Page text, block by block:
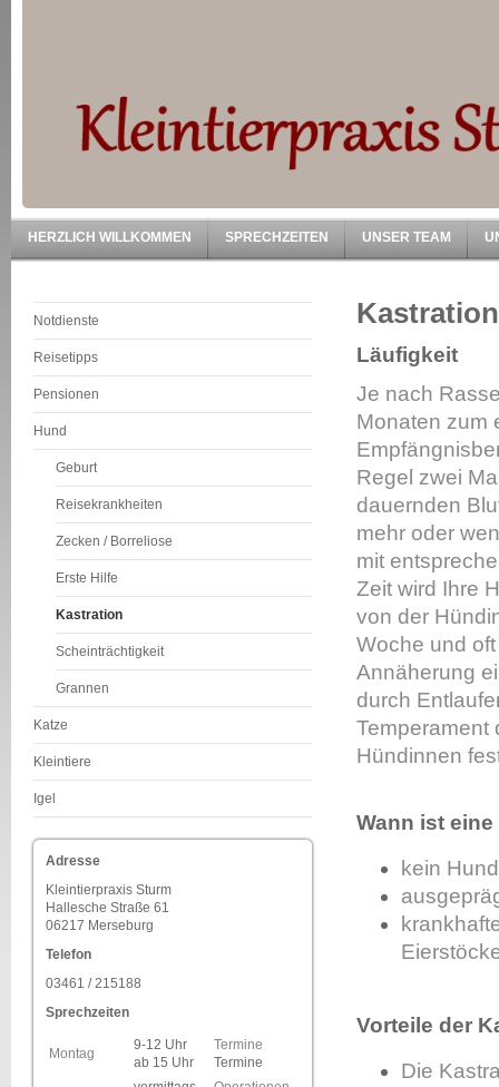
HERZLICH WILLKOMMEN SPRECHZEITEN UNSER TEAM
Notdienste
Reisetipps
Pensionen
Hund
Geburt
Reisekrankheiten
Zecken / Borreliose
Erste Hilfe
Kastration
Scheinträchtigkeit
Grannen
Katze
Kleintiere
Igel
Adresse
Kleintierpraxis Sturm
Hallesche Straße 61
06217 Merseburg
Telefon
03461 / 215188
Sprechzeiten
Montag
9-12 Uhr
ab 15 Uhr
Termine
Termine
Kastration
Läufigkeit
Je nach
Monaten zum
Regel zwei
dauernden
mehr oder
mit
Zeit wird Ihre
von der
Woche und
Annäherung
durch
Temperament
Hündinnen
Wann ist
kein
Vorteile der
Die